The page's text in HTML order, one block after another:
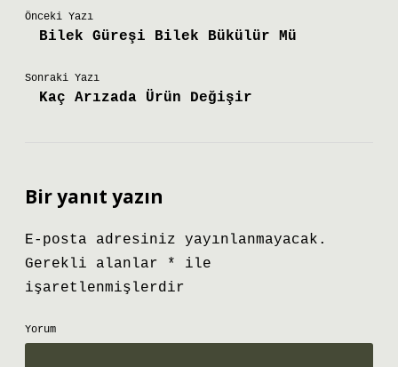
Önceki Yazı
Bilek Güreşi Bilek Bükülür Mü
Sonraki Yazı
Kaç Arızada Ürün Değişir
Bir yanıt yazın
E-posta adresiniz yayınlanmayacak.
Gerekli alanlar
*
ile
işaretlenmişlerdir
Yorum